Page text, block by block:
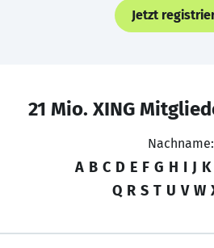
Jetzt
21 Mio. XING
Nachname:
A B C D E F G H I J K
Q R S T U V W